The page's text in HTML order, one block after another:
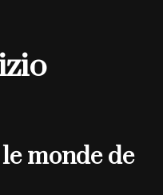
monde de